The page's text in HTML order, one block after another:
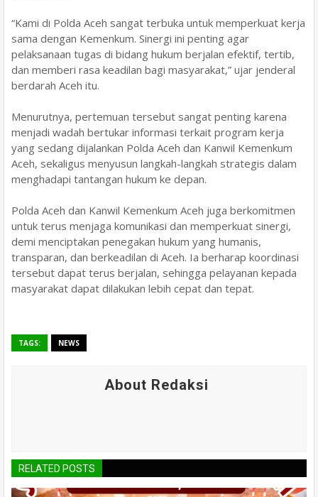
“Kami di Polda Aceh sangat terbuka untuk memperkuat kerja
sama dengan Kemenkum. Sinergi ini penting agar
pelaksanaan tugas di bidang hukum berjalan efektif, tertib,
dan memberi rasa keadilan bagi masyarakat,” ujar jenderal
berdarah Aceh itu.
Menurutnya, pertemuan tersebut sangat penting karena
menjadi wadah bertukar informasi terkait program kerja
yang sedang dijalankan Polda Aceh dan Kanwil Kemenkum
Aceh, sekaligus menyusun langkah-langkah strategis dalam
menghadapi tantangan hukum ke depan.
Polda Aceh dan Kanwil Kemenkum Aceh juga berkomitmen
untuk terus menjaga komunikasi dan memperkuat sinergi,
demi menciptakan penegakan hukum yang humanis,
transparan, dan berkeadilan di Aceh. Ia berharap koordinasi
tersebut dapat terus berjalan, sehingga pelayanan kepada
masyarakat dapat dilakukan lebih cepat dan tepat.
TAGS: NEWS
About Redaksi
RELATED POSTS